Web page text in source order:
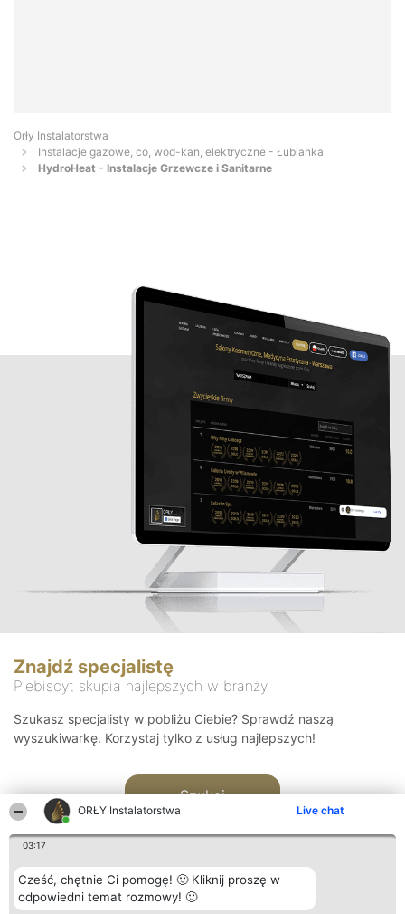
ORŁY Instalatorstwa Live chat
03:17
Cześć, chętnie Ci pomogę! 🙂 Kliknij proszę w
odpowiedni temat rozmowy! 🙂
Orły Instalatorstwa
Instalacje gazowe, co, wod-kan, elektryczne - Łubianka
HydroHeat - Instalacje Grzewcze i Sanitarne
Znajdź specjalistę
Plebiscyt skupia najlepszych w branży
Szukasz specjalisty w pobliżu Ciebie? Sprawdź naszą
wyszukiwarkę. Korzystaj tylko z usług najlepszych!
Szukaj